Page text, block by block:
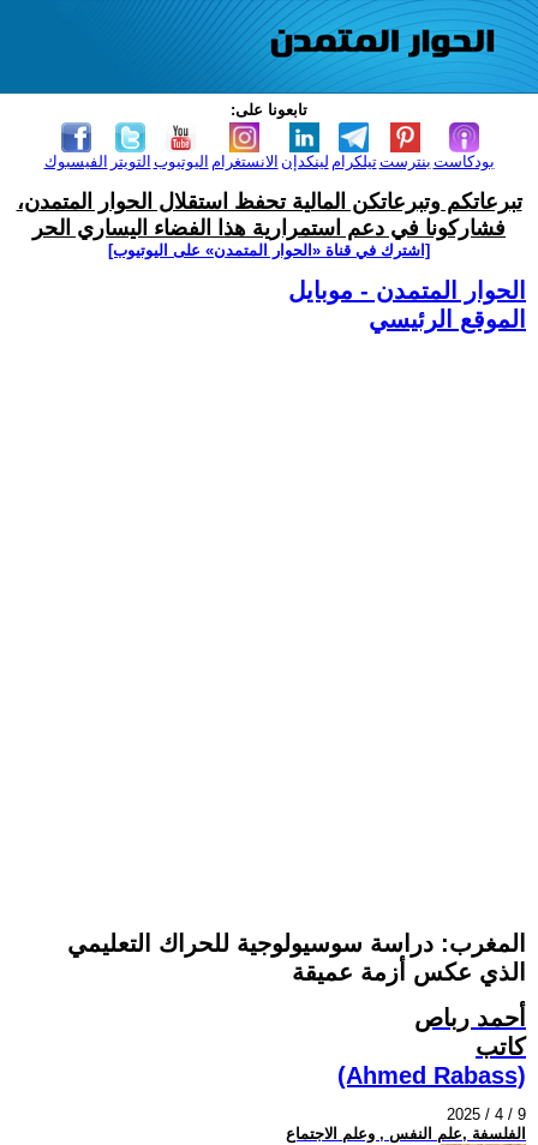
تابعونا على:
الفيسبوك التويتر اليوتيوب الانستغرام لينكدإن تيلكرامبنترست بودكاست
تبرعاتكم وتبرعاتكن المالية تحفظ استقلال الحوار المتمدن،
فشاركونا في دعم استمرارية هذا الفضاء اليساري الحر
[اشترك في قناة ‫«الحوار المتمدن» على اليوتيوب]
الحوار المتمدن - موبايل
الموقع الرئيسي
المغرب: دراسة سوسيولوجية للحراك التعليمي
الذي عكس أزمة عميقة
أحمد رباص
كاتب
(Ahmed Rabass)
2025 / 4 / 9
الفلسفة ,علم النفس , وعلم الاجتماع